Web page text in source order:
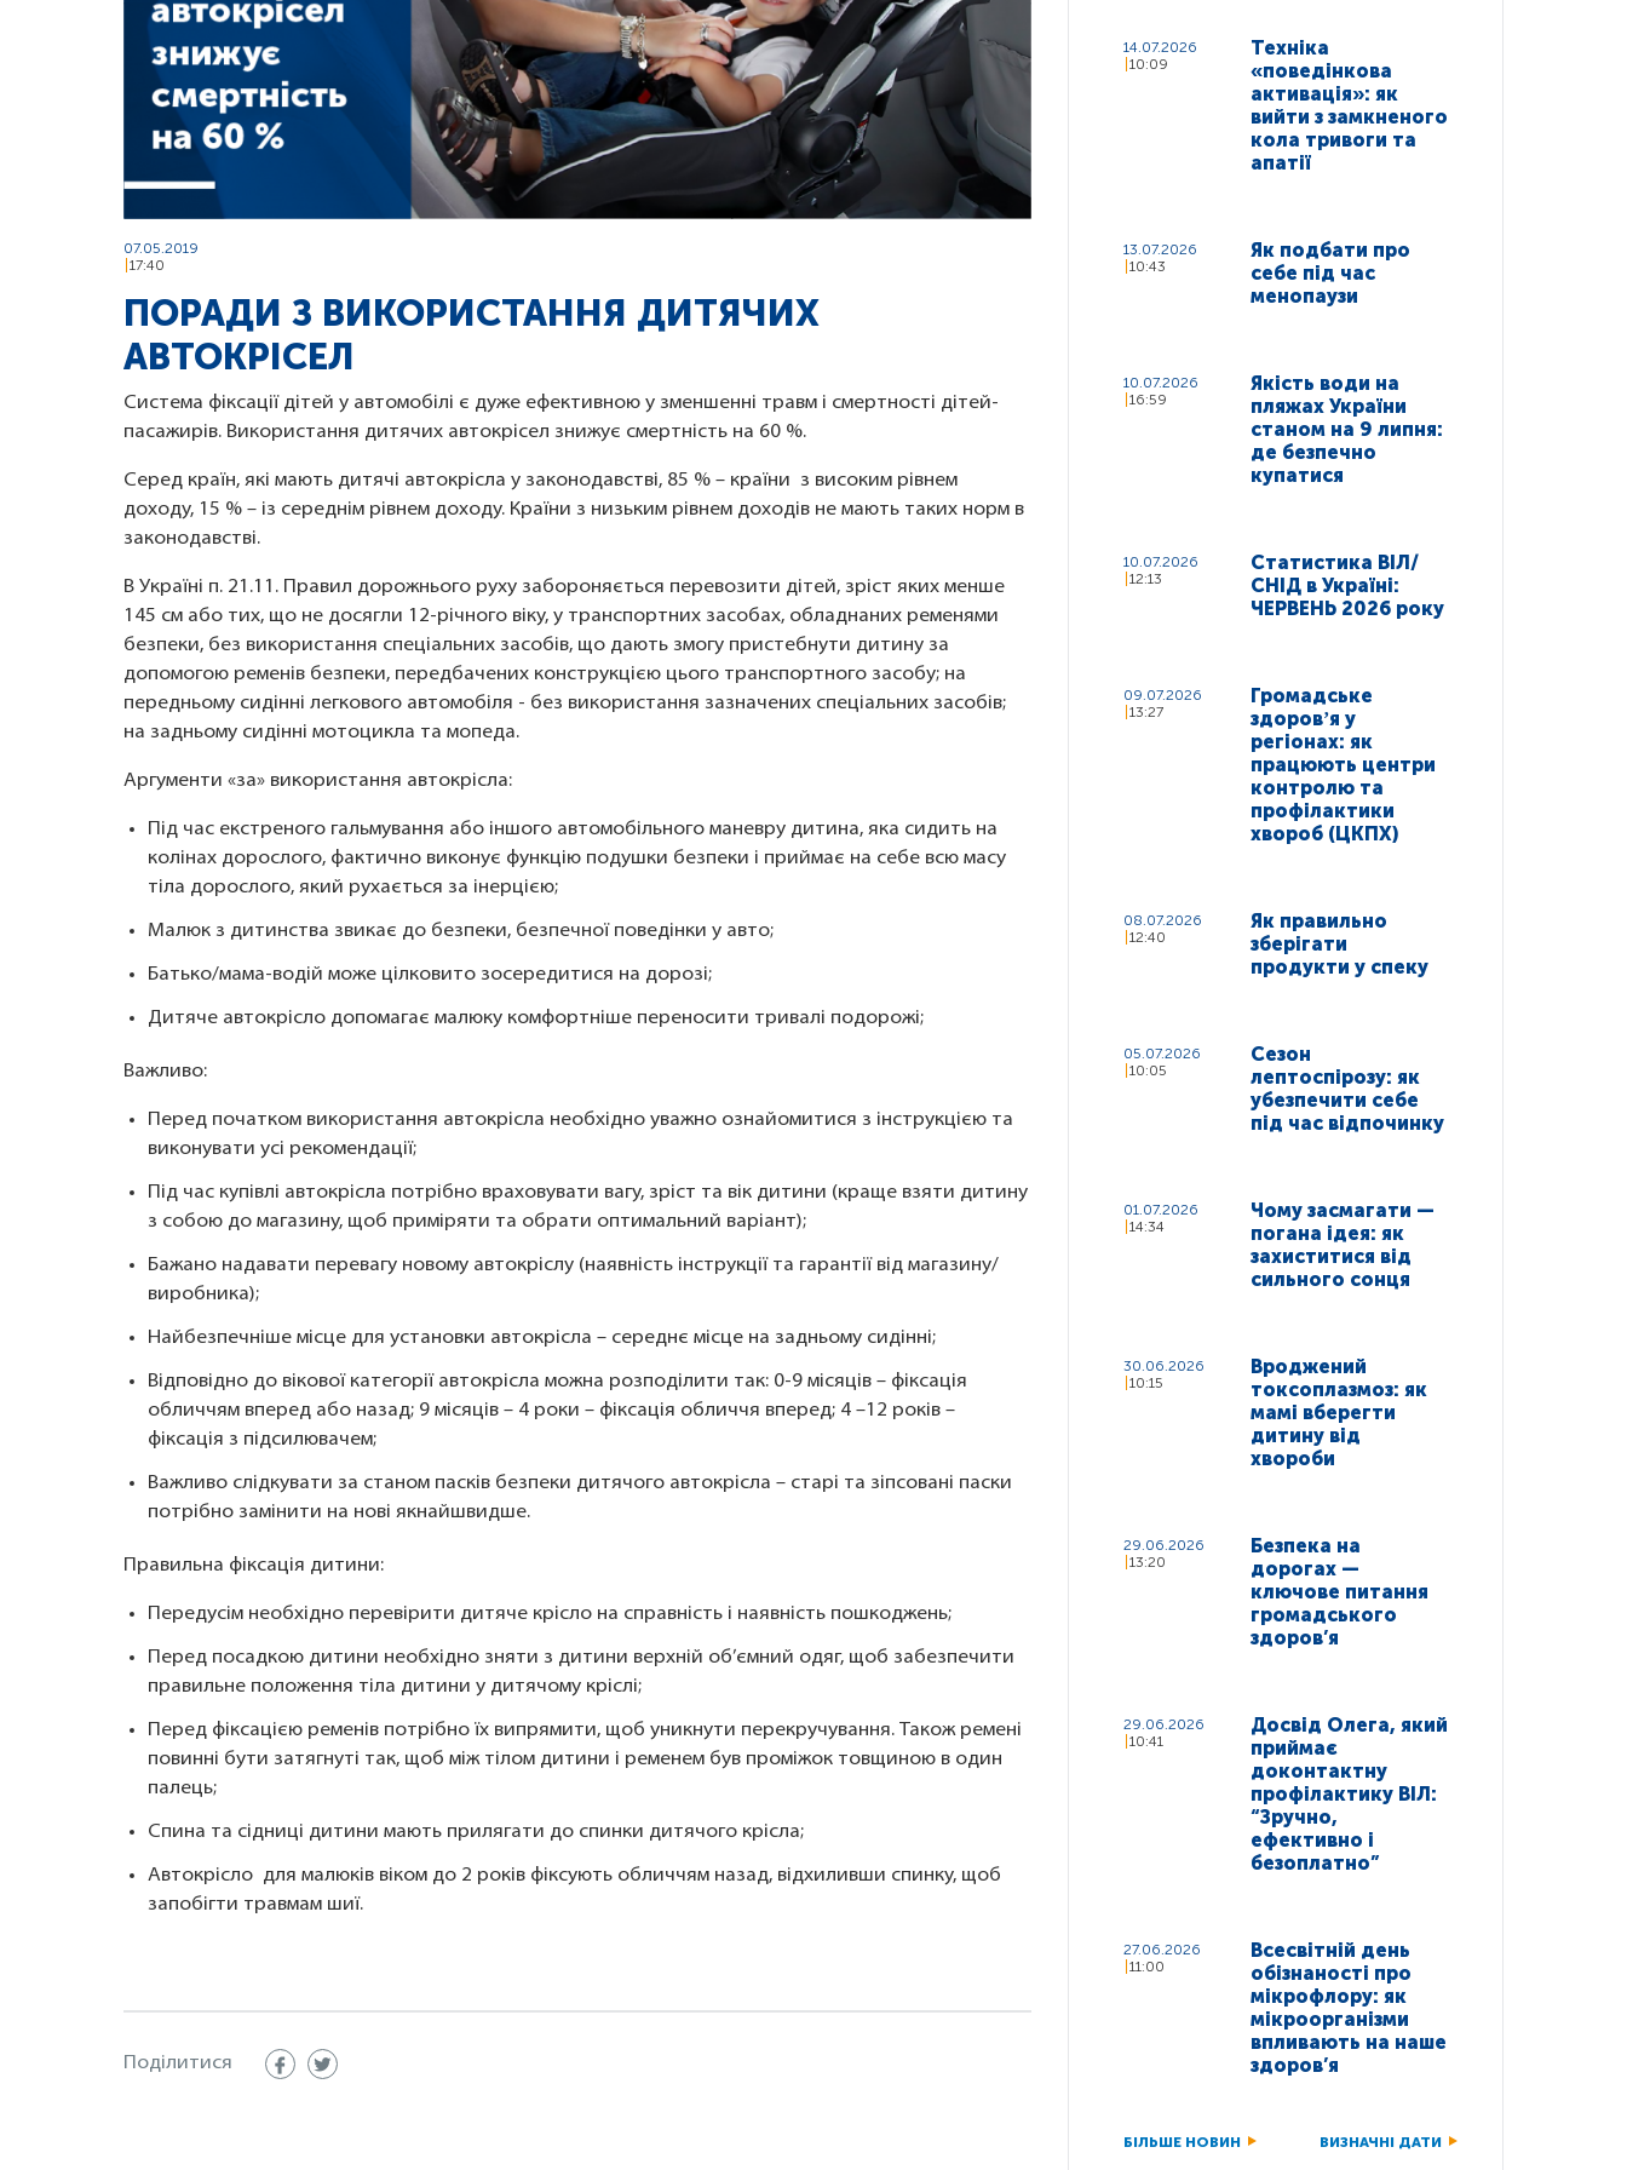
07.05.2019
17:40
ПОРАДИ З ВИКОРИСТАННЯ ДИТЯЧИХ
АВТОКРІСЕЛ
Система фіксації дітей у автомобілі є дуже ефективною у зменшенні травм і смертності дітей-
пасажирів. Використання дитячих автокрісел знижує смертність на 60 %.
Серед країн, які мають дитячі автокрісла у законодавстві, 85 % – країни з високим рівнем
доходу, 15 % – із середнім рівнем доходу. Країни з низьким рівнем доходів не мають таких норм в
законодавстві.
В Україні п. 21.11. Правил дорожнього руху забороняється перевозити дітей, зріст яких менше
145 см або тих, що не досягли 12-річного віку, у транспортних засобах, обладнаних ременями
безпеки, без використання спеціальних засобів, що дають змогу пристебнути дитину за
допомогою ременів безпеки, передбачених конструкцією цього транспортного засобу; на
передньому сидінні легкового автомобіля - без використання зазначених спеціальних засобів;
на задньому сидінні мотоцикла та мопеда.
Аргументи «за» використання автокрісла:
Під час екстреного гальмування або іншого автомобільного маневру дитина, яка сидить на
колінах дорослого, фактично виконує функцію подушки безпеки і приймає на себе всю масу
тіла дорослого, який рухається за інерцією;
Малюк з дитинства звикає до безпеки, безпечної поведінки у авто;
Батько/мама-водій може цілковито зосередитися на дорозі;
Дитяче автокрісло допомагає малюку комфортніше переносити тривалі подорожі;
Важливо:
Перед початком використання автокрісла необхідно уважно ознайомитися з інструкцією та
виконувати усі рекомендації;
Під час купівлі автокрісла потрібно враховувати вагу, зріст та вік дитини (краще взяти дитину
з собою до магазину, щоб приміряти та обрати оптимальний варіант);
Бажано надавати перевагу новому автокріслу (наявність інструкції та гарантії від магазину/
виробника);
Найбезпечніше місце для установки автокрісла – середнє місце на задньому сидінні;
Відповідно до вікової категорії автокрісла можна розподілити так: 0-9 місяців – фіксація
обличчям вперед або назад; 9 місяців – 4 роки – фіксація обличчя вперед; 4 –12 років –
фіксація з підсилювачем;
Важливо слідкувати за станом пасків безпеки дитячого автокрісла – старі та зіпсовані паски
потрібно замінити на нові якнайшвидше.
Правильна фіксація дитини:
Передусім необхідно перевірити дитяче крісло на справність і наявність пошкоджень;
Перед посадкою дитини необхідно зняти з дитини верхній об’ємний одяг, щоб забезпечити
правильне положення тіла дитини у дитячому кріслі;
Перед фіксацією ременів потрібно їх випрямити, щоб уникнути перекручування. Також ремені
повинні бути затягнуті так, щоб між тілом дитини і ременем був проміжок товщиною в один
палець;
Спина та сідниці дитини мають прилягати до спинки дитячого крісла;
Автокрісло для малюків віком до 2 років фіксують обличчям назад, відхиливши спинку, щоб
запобігти травмам шиї.
Поділитися
14.07.2026
10:09
Техніка
«поведінкова
активація»: як
вийти з замкненого
кола тривоги та
апатії
13.07.2026
10:43
Як подбати про
себе під час
менопаузи
10.07.2026
16:59
Якість води на
пляжах України
станом на 9 липня:
де безпечно
купатися
10.07.2026
12:13
Статистика ВІЛ/
СНІД в Україні:
ЧЕРВЕНЬ 2026 року
09.07.2026
13:27
Громадське
здоровʼя у
регіонах: як
працюють центри
контролю та
профілактики
хвороб (ЦКПХ)
08.07.2026
12:40
Як правильно
зберігати
продукти у спеку
05.07.2026
10:05
Сезон
лептоспірозу: як
убезпечити себе
під час відпочинку
01.07.2026
14:34
Чому засмагати —
погана ідея: як
захиститися від
сильного сонця
30.06.2026
10:15
Вроджений
токсоплазмоз: як
мамі вберегти
дитину від
хвороби
29.06.2026
13:20
Безпека на
дорогах —
ключове питання
громадського
здоров’я
29.06.2026
10:41
Досвід Олега, який
приймає
доконтактну
профілактику ВІЛ:
“Зручно,
ефективно і
безоплатно”
27.06.2026
11:00
Всесвітній день
обізнаності про
мікрофлору: як
мікроорганізми
впливають на наше
здоров’я
БІЛЬШЕ НОВИН ВИЗНАЧНІ ДАТИ